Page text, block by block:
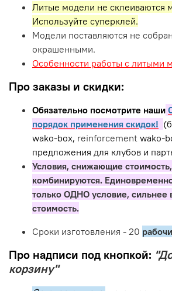
Литые модели не склеиваются
Используйте суперклей.
Модели поставляются не
окрашенными.
Особенности работы с литыми
Про заказы и скидки:
Обязательно посмотрите наши
порядок применения скидок!
wako-box, reinforcement wako-
предложения для клубов и
Условия, снижающие
комбинируются.
только ОДНО условие,
стоимость.
Сроки изготовления - 20
Про надписи под кнопкой:
корзину"